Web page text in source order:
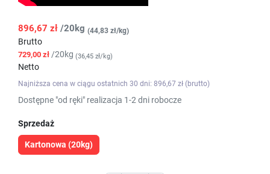
896,67 zł /20kg (44,83 zł/kg)
Brutto
729,00 zł /20kg (36,45 zł/kg)
Netto
Najniższa cena w ciągu ostatnich 30 dni: 896,67 zł (brutto)
Dostępne "od ręki" realizacja 1-2 dni robocze
Sprzedaż
Kartonowa (20kg)